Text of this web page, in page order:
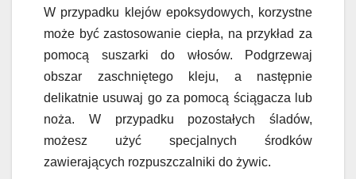
W przypadku klejów epoksydowych, korzystne
może być zastosowanie ciepła, na przykład za
pomocą suszarki do włosów. Podgrzewaj
obszar zaschniętego kleju, a następnie
delikatnie usuwaj go za pomocą ściągacza lub
noża. W przypadku pozostałych śladów,
możesz użyć specjalnych środków
zawierających rozpuszczalniki do żywic.